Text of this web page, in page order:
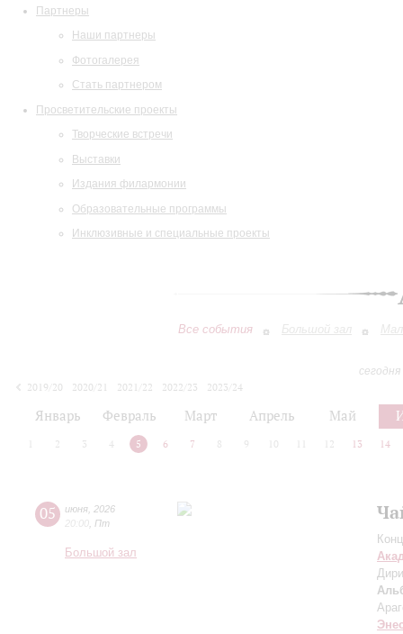
Партнеры
Наши партнеры
Фотогалерея
Стать партнером
Просветительские проекты
Творческие встречи
Выставки
Издания филармонии
Образовательные программы
Инклюзивные и специальные проекты
Все события Большой зал
2019/20
2020/21 2021/22 2022/23
2023/24
Январь Февраль Март Апрель Май
2 3 4 5 6 7 8 9 10 12 13 14
05 июня 2026
20:00 Пт
Большой зал